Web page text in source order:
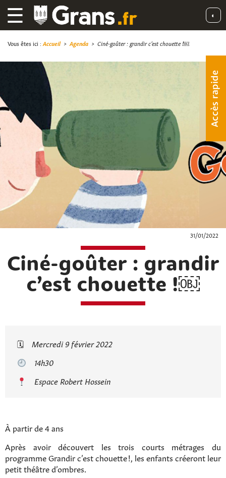
☰ ◐
Accès rapide
Vous êtes ici : Accueil> Agenda > Ciné-goûter : grandir c’est chouette !￼
31/01/2022
Ciné-goûter : grandir
c’est chouette !￼
🗓
Mercredi 9 février 2022
14h30
Espace Robert Hossein
À partir de 4 ans
Après avoir découvert les trois courts métrages du
programme Grandir c’est chouette !, les enfants créeront leur
petit théâtre d’ombres.